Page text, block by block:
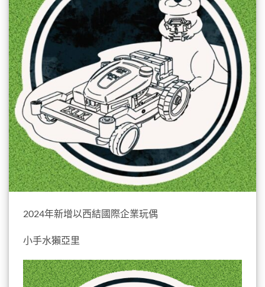
2024年新增以西結國際企業玩偶
小手水獺亞里